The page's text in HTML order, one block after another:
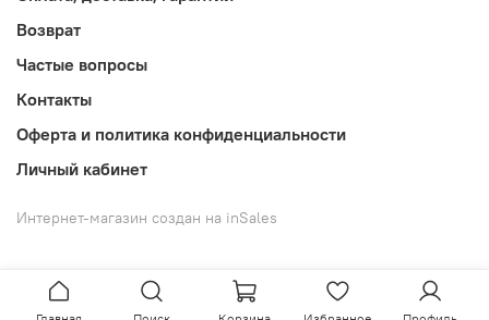
Возврат
Частые вопросы
Контакты
Оферта и политика конфиденциальности
Личный кабинет
Интернет-магазин создан на inSales